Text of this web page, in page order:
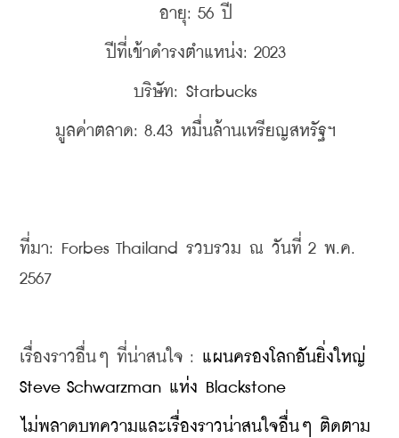
อายุ: 56 ปี
ปีที่เข้าดำรงตำแหน่ง: 2023
บริษัท: Starbucks
มูลค่าตลาด: 8.43 หมื่นล้านเหรียญสหรัฐฯ
ที่มา: Forbes Thailand รวบรวม ณ วันที่ 2 พ.ค.
2567
เรื่องราวอื่นๆ ที่น่าสนใจ : แผนครองโลกอันยิ่งใหญ่
Steve Schwarzman แห่ง Blackstone
ไม่พลาดบทความและเรื่องราวน่าสนใจอื่นๆ ติดตาม